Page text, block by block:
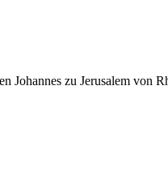
Johannes zu Jerusalem von